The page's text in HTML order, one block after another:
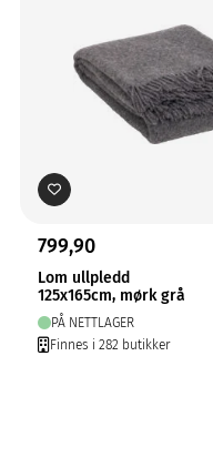
799,90
Lom ullpledd
125x165cm, mørk grå
PÅ NETTLAGER
Finnes i 282 butikker